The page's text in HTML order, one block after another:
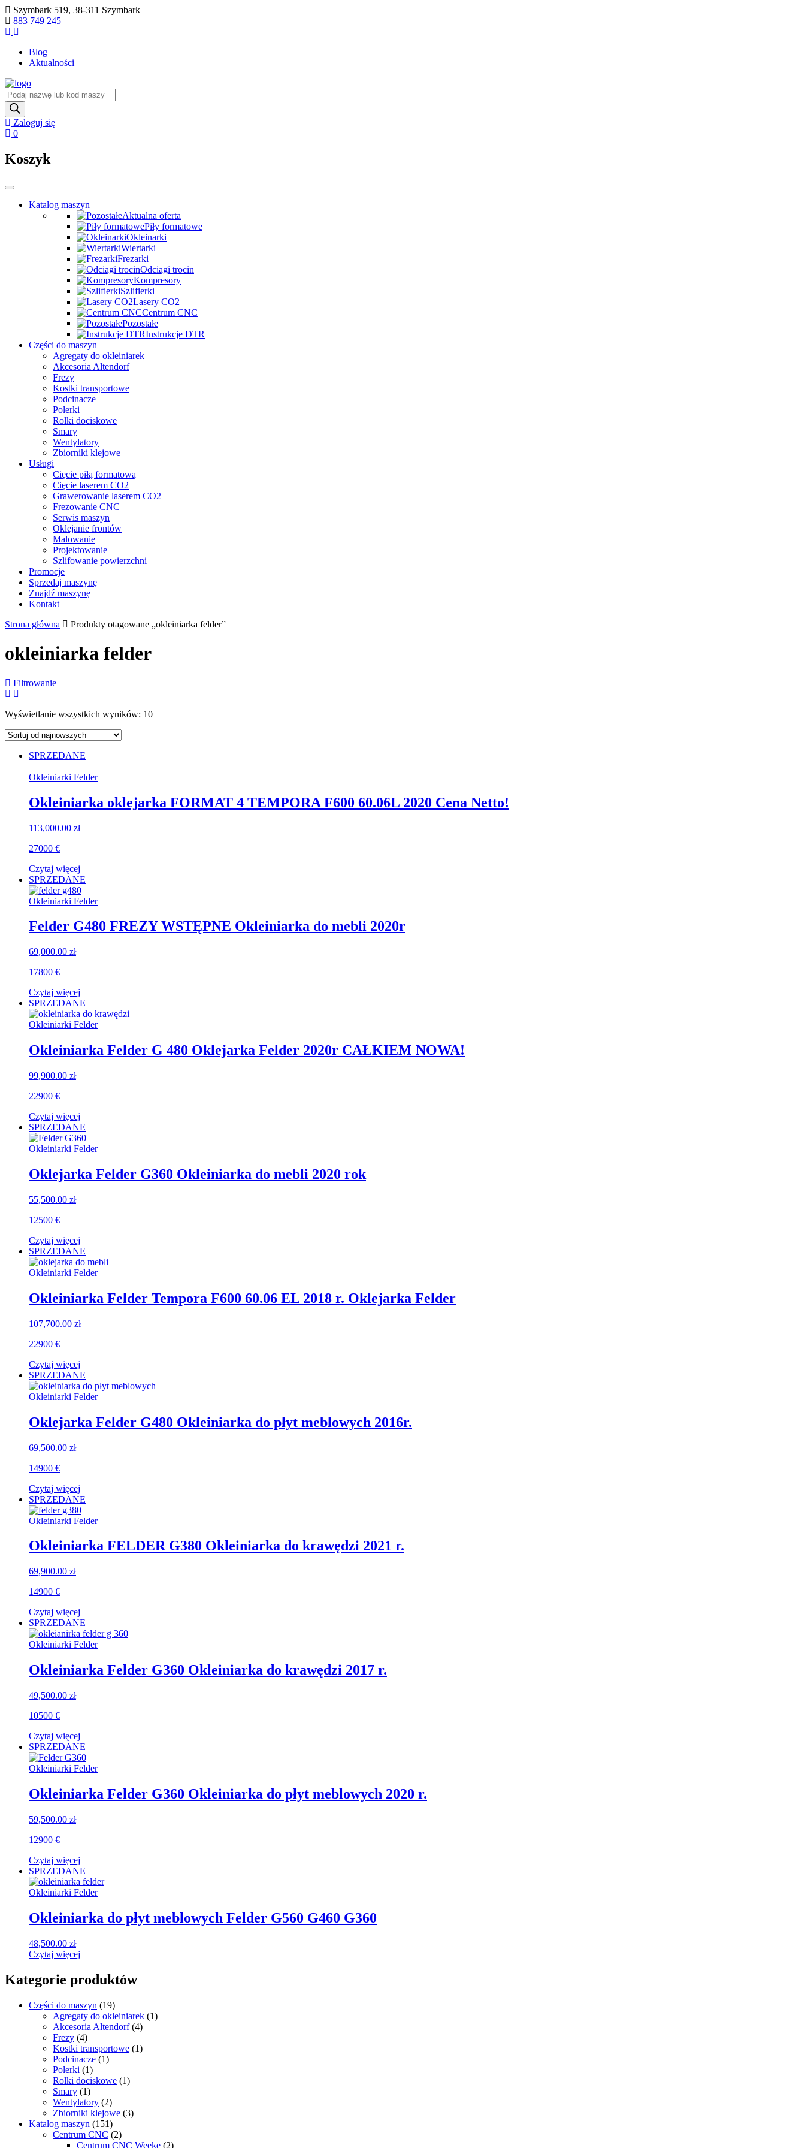
Skip
to
content
Szymbark 519, 38-311 Szymbark
883 749 245
Blog
Aktualności
Wyszukiwarka
produktów
Zaloguj się
0
Koszyk
Katalog maszyn
Aktualna oferta
Piły formatowe
Okleinarki
Wiertarki
Frezarki
Odciągi trocin
Kompresory
Szlifierki
Lasery CO2
Centrum CNC
Pozostałe
Instrukcje DTR
Części do maszyn
Agregaty do okleiniarek
Akcesoria Altendorf
Frezy
Kostki transportowe
Podcinacze
Polerki
Rolki dociskowe
Smary
Wentylatory
Zbiorniki klejowe
Usługi
Cięcie piłą formatową
Cięcie laserem CO2
Grawerowanie laserem CO2
Frezowanie CNC
Serwis maszyn
Oklejanie frontów
Malowanie
Projektowanie
Szlifowanie powierzchni
Promocje
Sprzedaj maszynę
Znajdź maszynę
Kontakt
Strona główna
Produkty otagowane „okleiniarka felder”
okleiniarka felder
Filtrowanie
Wyświetlanie wszystkich wyników: 10
SPRZEDANE
Okleiniarki Felder
Okleiniarka oklejarka FORMAT 4 TEMPORA F600 60.06L 2020 Cena Netto!
113,000.00 zł
27000 €
Czytaj więcej
SPRZEDANE
Okleiniarki Felder
Felder G480 FREZY WSTĘPNE Okleiniarka do mebli 2020r
69,000.00 zł
17800 €
Czytaj więcej
SPRZEDANE
Okleiniarki Felder
Okleiniarka Felder G 480 Oklejarka Felder 2020r CAŁKIEM NOWA!
99,900.00 zł
22900 €
Czytaj więcej
SPRZEDANE
Okleiniarki Felder
Oklejarka Felder G360 Okleiniarka do mebli 2020 rok
55,500.00 zł
12500 €
Czytaj więcej
SPRZEDANE
Okleiniarki Felder
Okleiniarka Felder Tempora F600 60.06 EL 2018 r. Oklejarka Felder
107,700.00 zł
22900 €
Czytaj więcej
SPRZEDANE
Okleiniarki Felder
Oklejarka Felder G480 Okleiniarka do płyt meblowych 2016r.
69,500.00 zł
14900 €
Czytaj więcej
SPRZEDANE
Okleiniarki Felder
Okleiniarka FELDER G380 Okleiniarka do krawędzi 2021 r.
69,900.00 zł
14900 €
Czytaj więcej
SPRZEDANE
Okleiniarki Felder
Okleiniarka Felder G360 Okleiniarka do krawędzi 2017 r.
49,500.00 zł
10500 €
Czytaj więcej
SPRZEDANE
Okleiniarki Felder
Okleiniarka Felder G360 Okleiniarka do płyt meblowych 2020 r.
59,500.00 zł
12900 €
Czytaj więcej
SPRZEDANE
Okleiniarki Felder
Okleiniarka do płyt meblowych Felder G560 G460 G360
48,500.00 zł
Czytaj więcej
Kategorie produktów
Części do maszyn (19)
Agregaty do okleiniarek (1)
Akcesoria Altendorf (4)
Frezy (4)
Kostki transportowe (1)
Podcinacze (1)
Polerki (1)
Rolki dociskowe (1)
Smary (1)
Wentylatory (2)
Zbiorniki klejowe (3)
Katalog maszyn (151)
Centrum CNC (2)
Centrum CNC Weeke (2)